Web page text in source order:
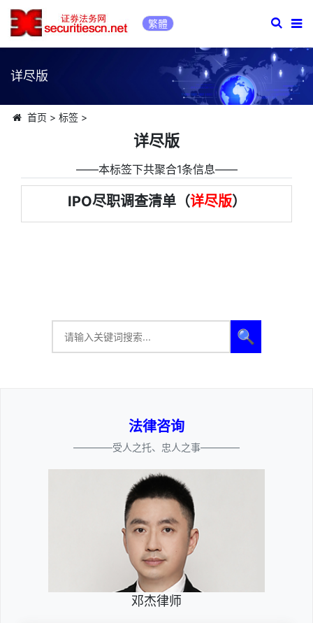
繁體
详尽版
首页 > 标签>
详尽版
――本标签下共聚合1条信息――
IPO尽职调查清单（详尽版）
🔍
法律咨询
————受人之托、忠人之事————
邓杰律师